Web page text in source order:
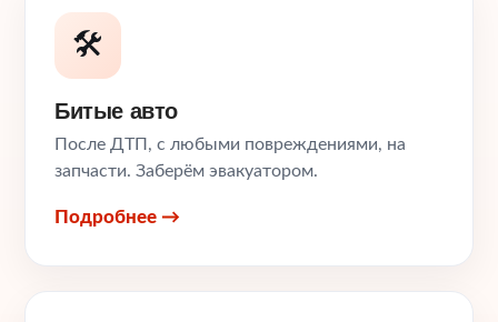
🛠️
Битые авто
После ДТП, с любыми повреждениями, на
запчасти. Заберём эвакуатором.
Подробнее →